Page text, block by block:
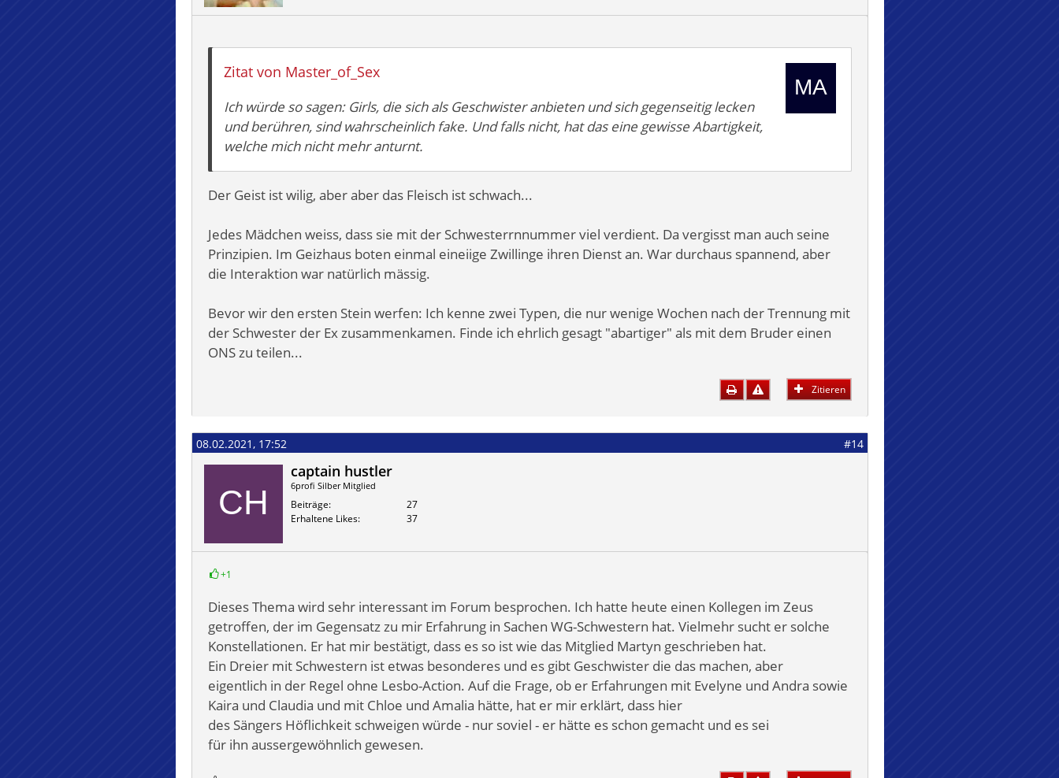
Zitat von Master_of_Sex
Ich würde so sagen: Girls, die sich als Geschwister anbieten und sich gegenseitig lecken
und berühren, sind wahrscheinlich fake. Und falls nicht, hat das eine gewisse Abartigkeit,
welche mich nicht mehr anturnt.
Der Geist ist wilig, aber aber das Fleisch ist schwach...
Jedes Mädchen weiss, dass sie mit der Schwesterrnnummer viel verdient. Da vergisst man auch seine
Prinzipien. Im Geizhaus boten einmal eineiige Zwillinge ihren Dienst an. War durchaus spannend, aber
die Interaktion war natürlich mässig.
Bevor wir den ersten Stein werfen: Ich kenne zwei Typen, die nur wenige Wochen nach der Trennung mit
der Schwester der Ex zusammenkamen. Finde ich ehrlich gesagt "abartiger" als mit dem Bruder einen
ONS zu teilen...
Zitieren
08.02.2021, 17:52 #14
captain hustler
6profi Silber Mitglied
Beiträge
27
Erhaltene Likes
37
+1
Dieses Thema wird sehr interessant im Forum besprochen. Ich hatte heute einen Kollegen im Zeus
getroffen, der im Gegensatz zu mir Erfahrung in Sachen WG-Schwestern hat. Vielmehr sucht er solche
Konstellationen. Er hat mir bestätigt, dass es so ist wie das Mitglied Martyn geschrieben hat.
Ein Dreier mit Schwestern ist etwas besonderes und es gibt Geschwister die das machen, aber
eigentlich in der Regel ohne Lesbo-Action. Auf die Frage, ob er Erfahrungen mit Evelyne und Andra sowie
Kaira und Claudia und mit Chloe und Amalia hätte, hat er mir erklärt, dass hier
des Sängers Höflichkeit schweigen würde - nur soviel - er hätte es schon gemacht und es sei
für ihn aussergewöhnlich gewesen.